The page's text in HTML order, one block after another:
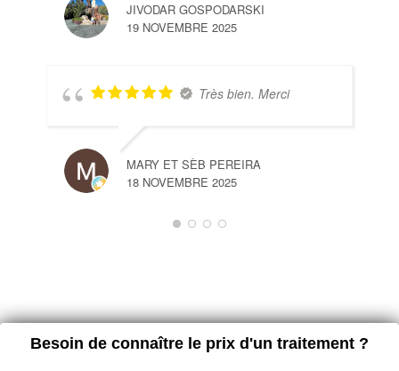
JIVODAR GOSPODARSKI
19 NOVEMBRE 2025
Très bien. Merci
MARY ET SÈB PEREIRA
18 NOVEMBRE 2025
Besoin de connaître le prix d'un traitement ?